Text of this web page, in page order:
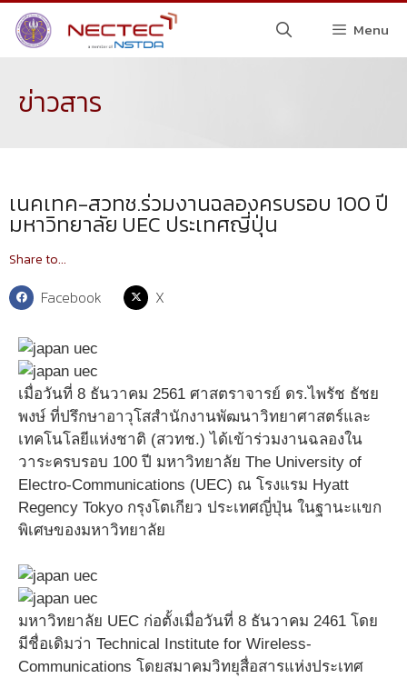
Menu
ข่าวสาร
เนคเทค-สวทช.ร่วมงานฉลองครบรอบ 100 ปี
มหาวิทยาลัย UEC ประเทศญี่ปุ่น
Share to...
Facebook X
เมื่อวันที่ 8 ธันวาคม 2561 ศาสตราจารย์ ดร.ไพรัช ธัชย
พงษ์ ที่ปรึกษาอาวุโสสำนักงานพัฒนาวิทยาศาสตร์และ
เทคโนโลยีแห่งชาติ (สวทช.) ได้เข้าร่วมงานฉลองใน
วาระครบรอบ 100 ปี มหาวิทยาลัย The University of
Electro-Communications (UEC) ณ โรงแรม Hyatt
Regency Tokyo กรุงโตเกียว ประเทศญี่ปุ่น ในฐานะแขก
พิเศษของมหาวิทยาลัย
มหาวิทยาลัย UEC ก่อตั้งเมื่อวันที่ 8 ธันวาคม 2461 โดย
มีชื่อเดิมว่า Technical Institute for Wireless-
Communications โดยสมาคมวิทยุสื่อสารแห่งประเทศ